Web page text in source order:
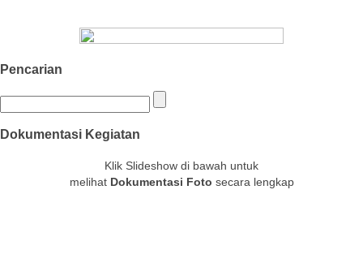
Pencarian
Dokumentasi Kegiatan
Klik Slideshow di bawah untuk
melihat Dokumentasi Foto secara lengkap